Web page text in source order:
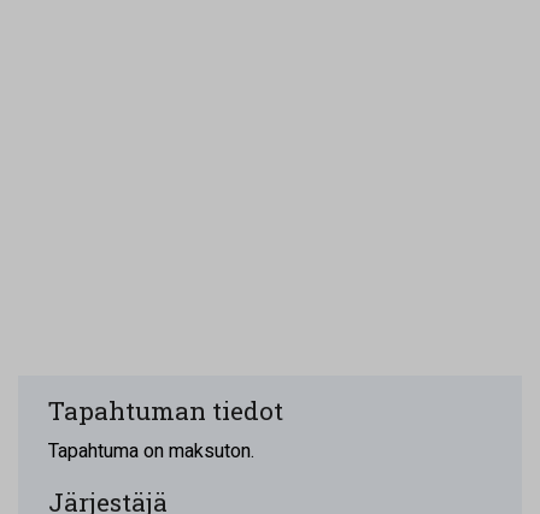
Tapahtuman tiedot
Tapahtuma on maksuton.
Järjestäjä